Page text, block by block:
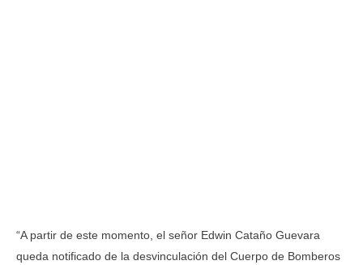
“A partir de este momento, el señor Edwin Cataño Guevara
queda notificado de la desvinculación del Cuerpo de Bomberos